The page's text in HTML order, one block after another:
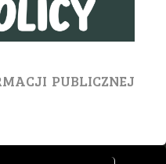
PUBLICZNEJ